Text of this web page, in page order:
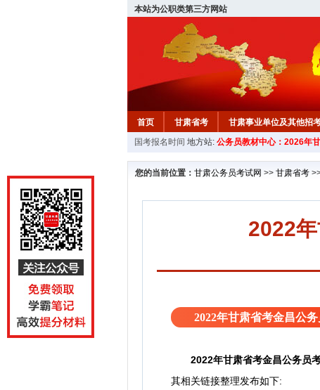
本站为公职类第三方网站
首页 甘肃省考 甘肃事业单位及其他招
国考报名时间 地方站: 公务员教材中心：2026年
您的当前位置： 甘肃公务员考试网 >> 甘肃省考
2022
2022年甘肃省考金昌公
2022年甘肃省考金昌公务员
其相关链接整理发布如下: